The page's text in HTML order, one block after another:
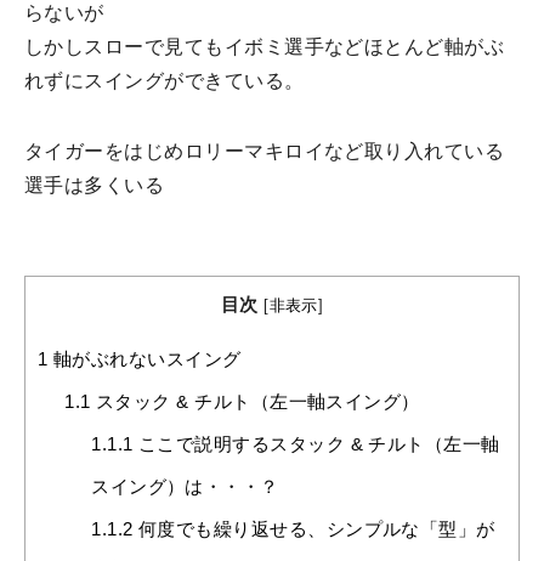
らないが
しかしスローで見てもイボミ選手などほとんど軸がぶ
れずにスイングができている。
タイガーをはじめロリーマキロイなど取り入れている
選手は多くいる
目次 [非表示]
1 軸がぶれないスイング
1.1 スタック & チルト（左一軸スイング）
1.1.1 ここで説明するスタック & チルト（左一軸
スイング）は・・・？
1.1.2 何度でも繰り返せる、シンプルな「型」が